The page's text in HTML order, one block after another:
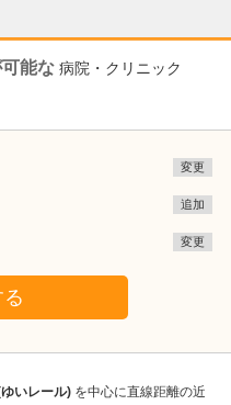
能な 病院・クリニック
変更
追加
変更
いレール) を中心に直線距離の近